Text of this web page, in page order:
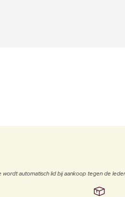
automatisch lid bij aankoop tegen de